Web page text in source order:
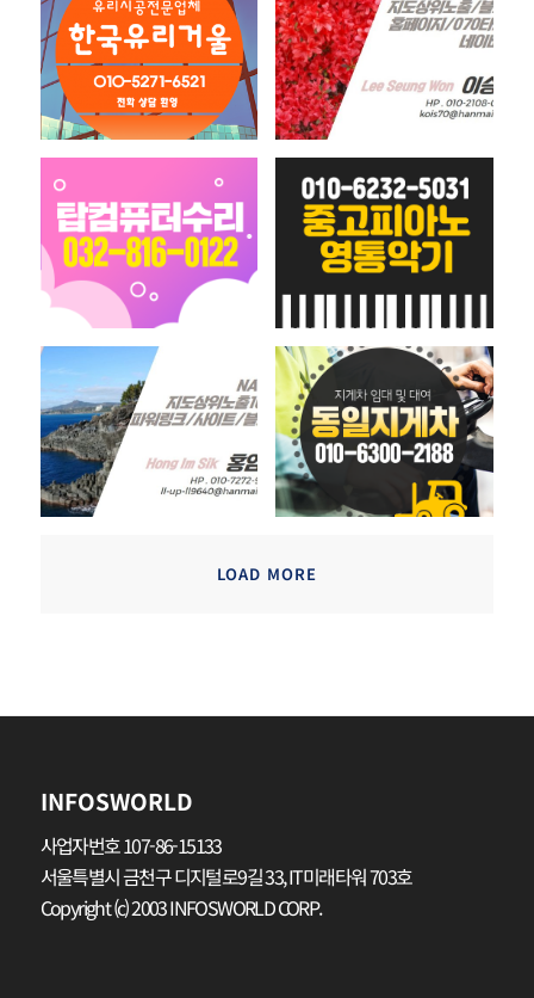
LOAD MORE
INFOSWORLD
사업자번호 107-86-15133
서울특별시 금천구 디지털로9길 33, IT미래타워 703호
Copyright (c) 2003 INFOSWORLD CORP.